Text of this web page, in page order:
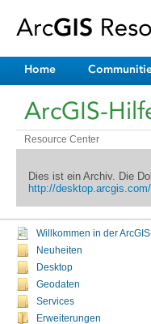
Home
ArcGIS-
Resource Center
Dies ist ein Archiv. Die
http://
Willkommen in der
Neuheiten
Desktop
Geodaten
Services
Erweiterungen